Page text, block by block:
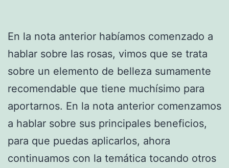
En la nota anterior habíamos comenzado a
hablar sobre las rosas, vimos que se trata
sobre un elemento de belleza sumamente
recomendable que tiene muchísimo para
aportarnos. En la nota anterior comenzamos
a hablar sobre sus principales beneficios,
para que puedas aplicarlos, ahora
continuamos con la temática tocando otros